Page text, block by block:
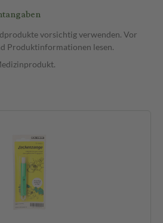
vorsichtig verwenden. Vor
Produktinformationen lesen.